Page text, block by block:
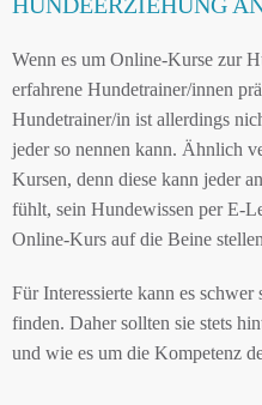
HUNDEERZIEHUNG
Wenn es um Online-Kurse zur
erfahrene Hundetrainer/innen
Hundetrainer/in ist allerdings
jeder so nennen kann. Ähnlich
Kursen, denn diese kann jeder
fühlt, sein Hundewissen per E-
Online-Kurs auf die Beine
Für Interessierte kann es
finden. Daher sollten sie stets
und wie es um die Kompetenz